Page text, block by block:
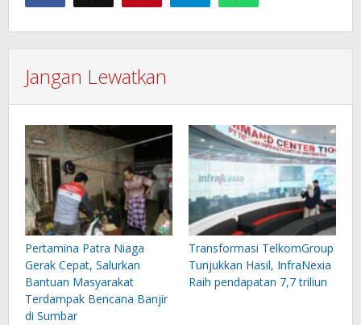
Jangan Lewatkan
Pertamina Patra Niaga
Gerak Cepat, Salurkan
Bantuan Masyarakat
Terdampak Bencana Banjir
di Sumbar
Transformasi TelkomGroup
Tunjukkan Hasil, InfraNexia
Raih pendapatan 7,7 triliun